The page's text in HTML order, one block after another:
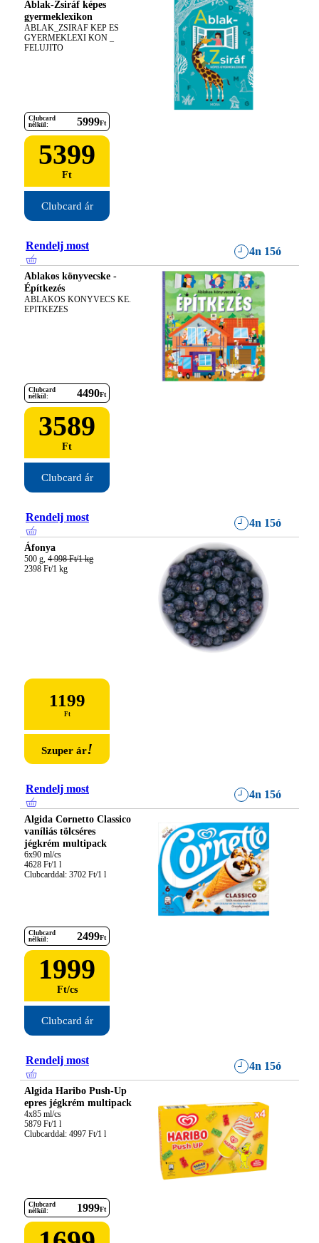
Ablak-Zsiráf képes
gyermeklexikon
ABLAK_ZSIRAF KEP ES
GYERMEKLEXI KON _
FELUJITO
Clubcard
nélkül:
5999Ft
5399
Ft
Clubcard ár
Rendelj most 4n 15ó
Ablakos könyvecske -
Építkezés
ABLAKOS KONYVECS KE.
EPITKEZES
Clubcard
nélkül:
4490Ft
3589
Ft
Clubcard ár
Rendelj most 4n 15ó
Áfonya
500 g, 4 998 Ft/1 kg
2398 Ft/1 kg
1199
Ft
Szuper ár!
Rendelj most 4n 15ó
Algida Cornetto Classico
vaníliás tölcséres
jégkrém multipack
6x90 ml/cs
4628 Ft/1 l
Clubcarddal: 3702 Ft/1 l
Clubcard
nélkül:
2499Ft
1999
Ft/cs
Clubcard ár
Rendelj most 4n 15ó
Algida Haribo Push-Up
epres jégkrém multipack
4x85 ml/cs
5879 Ft/1 l
Clubcarddal: 4997 Ft/1 l
Clubcard
nélkül:
1999Ft